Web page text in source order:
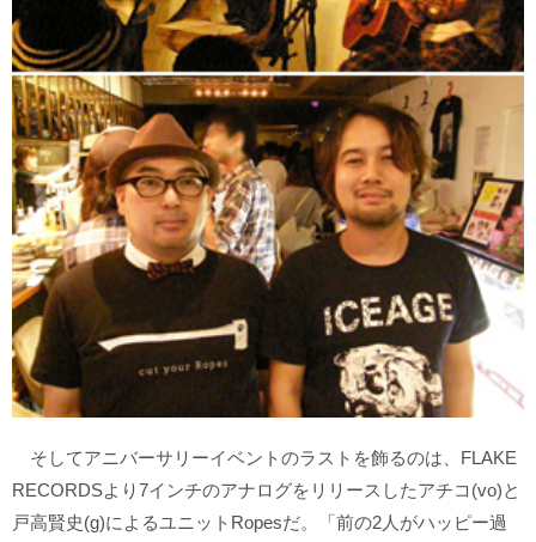
そしてアニバーサリーイベントのラストを飾るのは、FLAKE
RECORDSより7インチのアナログをリリースしたアチコ(vo)と
戸高賢史(g)によるユニットRopesだ。「前の2人がハッピー過